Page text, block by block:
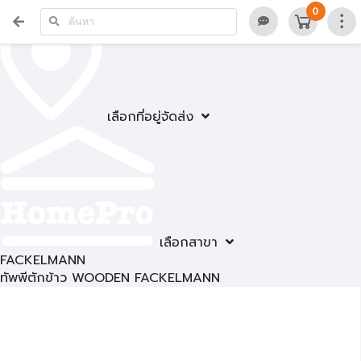
เลือกที่อยู่จัดส่ง
เลือกสาขา
0
FACKELMANN
ทัพพีตักข้าว WOODEN FACKELMANN